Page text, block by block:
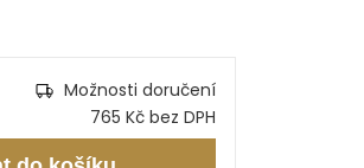
Možnosti doručení
765 Kč bez DPH